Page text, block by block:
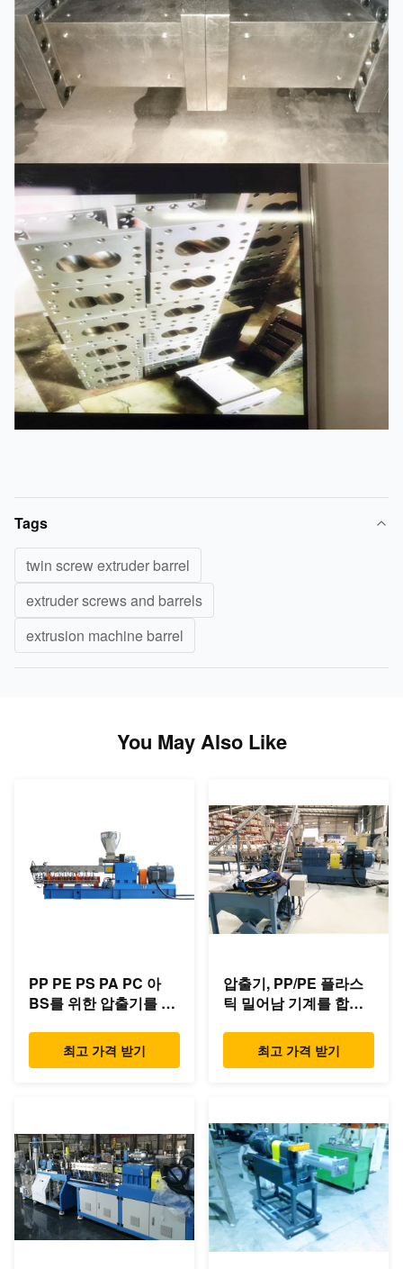
Tags
twin screw extruder barrel
extruder screws and barrels
extrusion machine barrel
You May Also Like
PP PE PS PA PC 아
BS를 위한 압출기를 합
이 나사최고 가격 받기
압출기, PP/PE 플라스
틱 밀어남 기계를 합성
최고 가격 받기